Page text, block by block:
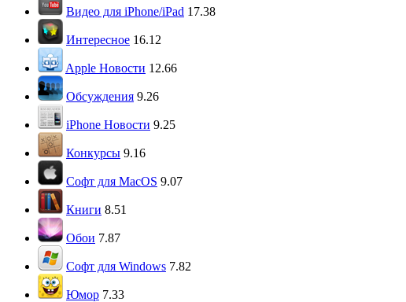
Видео для iPhone/iPad 17.38
Интересное 16.12
Apple Новости 12.66
Обсуждения 9.26
iPhone Новости 9.25
Конкурсы 9.16
Софт для MacOS 9.07
Книги 8.51
Обои 7.87
Софт для Windows 7.82
Юмор 7.33